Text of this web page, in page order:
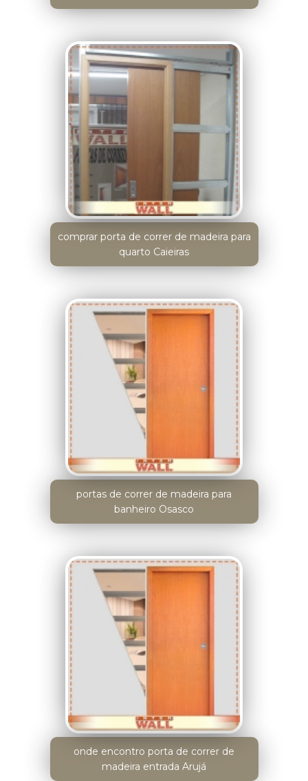
comprar porta de correr de madeira para
quarto Caieiras
portas de correr de madeira para
banheiro Osasco
onde encontro porta de correr de
madeira entrada Arujá